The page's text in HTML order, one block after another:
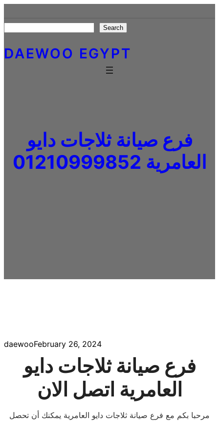
to
content
Search
DAEWOO EGYPT
فرع صيانة ثلاجات دايو
العامرية 01210999852
daewooFebruary 26, 2024
فرع صيانة ثلاجات دايو
العامرية اتصل الان
مرحبا بكم مع فرع صيانة ثلاجات دايو العامرية يمكنك أن تحصل